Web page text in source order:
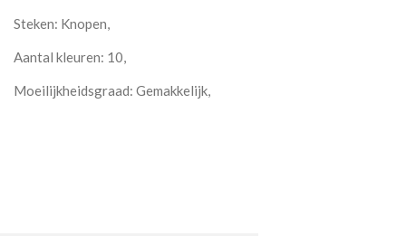
Steken: Knopen,
Aantal kleuren: 10,
Moeilijkheidsgraad: Gemakkelijk,